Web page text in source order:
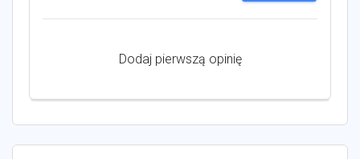
Dodaj pierwszą opinię